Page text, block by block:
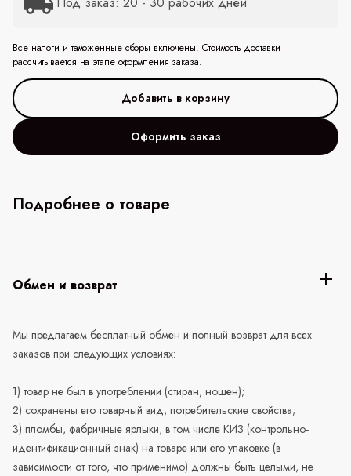
Все налоги и таможенные сборы включены. Стоимость доставки
рассчитывается на этапе оформления заказа.
Оформить заказ
Подробнее о товаре
Обмен и возврат
Мы предлагаем бесплатный обмен и полный возврат для всех
заказов при следующих условиях:
1) товар не был в употреблении (стиран, ношен);
2) сохранены его товарный вид, потребительские свойства;
3) пломбы, фабричные ярлыки, в том числе КИЗ (контрольно-
идентификационный знак) на товаре или его упаковке (в
зависимости от того, что применимо) должны быть целыми, не